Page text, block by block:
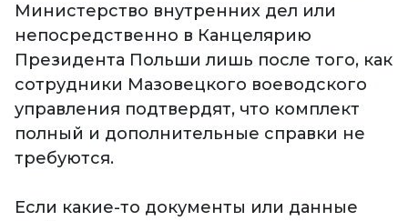
Министерство внутренних дел или
непосредственно в Канцелярию
Президента Польши лишь после того, как
сотрудники Мазовецкого воеводского
управления подтвердят, что комплект
полный и дополнительные справки не
требуются.
Если какие-то документы или данные